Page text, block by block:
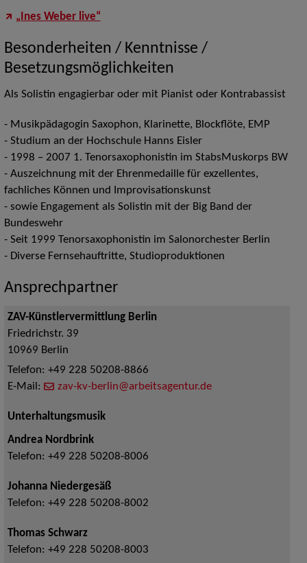
„Ines Weber live“
Besonderheiten / Kenntnisse /
Besetzungsmöglichkeiten
Als Solistin engagierbar oder mit Pianist oder Kontrabassist
- Musikpädagogin Saxophon, Klarinette, Blockflöte, EMP
- Studium an der Hochschule Hanns Eisler
- 1998 – 2007 1. Tenorsaxophonistin im StabsMuskorps BW
- Auszeichnung mit der Ehrenmedaille für exzellentes,
fachliches Können und Improvisationskunst
- sowie Engagement als Solistin mit der Big Band der
Bundeswehr
- Seit 1999 Tenorsaxophonistin im Salonorchester Berlin
- Diverse Fernsehauftritte, Studioproduktionen
Ansprechpartner
ZAV-Künstlervermittlung Berlin
Friedrichstr. 39
10969 Berlin
Telefon: +49 228 50208-8866
E-Mail:
zav-kv-berlin@arbeitsagentur.de
Unterhaltungsmusik
Andrea Nordbrink
Telefon: +49 228 50208-8006
Johanna Niedergesäß
Telefon: +49 228 50208-8002
Thomas Schwarz
Telefon: +49 228 50208-8003